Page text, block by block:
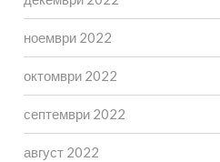
ноември 2022
октомври 2022
септември 2022
август 2022